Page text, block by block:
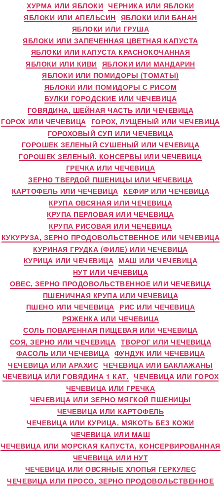
ХУРМА ИЛИ ЯБЛОКИ ЧЕРНИКА ИЛИ ЯБЛОКИ
ЯБЛОКИ ИЛИ АПЕЛЬСИН ЯБЛОКИ ИЛИ БАНАН
ЯБЛОКИ ИЛИ ГРУША
ЯБЛОКИ ИЛИ ЗАПЕЧЕННАЯ ЦВЕТНАЯ КАПУСТА
ЯБЛОКИ ИЛИ КАПУСТА КРАСНОКОЧАННАЯ
ЯБЛОКИ ИЛИ КИВИ ЯБЛОКИ ИЛИ МАНДАРИН
ЯБЛОКИ ИЛИ ПОМИДОРЫ (ТОМАТЫ)
ЯБЛОКИ ИЛИ ПОМИДОРЫ С РИСОМ
БУЛКИ ГОРОДСКИЕ ИЛИ ЧЕЧЕВИЦА
ГОВЯДИНА, ШЕЙНАЯ ЧАСТЬ ИЛИ ЧЕЧЕВИЦА
ГОРОХ ИЛИ ЧЕЧЕВИЦА ГОРОХ, ЛУЩЕНЫЙ ИЛИ ЧЕЧЕВИЦА
ГОРОХОВЫЙ СУП ИЛИ ЧЕЧЕВИЦА
ГОРОШЕК ЗЕЛЕНЫЙ СУШЕНЫЙ ИЛИ ЧЕЧЕВИЦА
ГОРОШЕК ЗЕЛЕНЫЙ. КОНСЕРВЫ ИЛИ ЧЕЧЕВИЦА
ГРЕЧКА ИЛИ ЧЕЧЕВИЦА
ЗЕРНО ТВЕРДОЙ ПШЕНИЦЫ ИЛИ ЧЕЧЕВИЦА
КАРТОФЕЛЬ ИЛИ ЧЕЧЕВИЦА КЕФИР ИЛИ ЧЕЧЕВИЦА
КРУПА ОВСЯНАЯ ИЛИ ЧЕЧЕВИЦА
КРУПА ПЕРЛОВАЯ ИЛИ ЧЕЧЕВИЦА
КРУПА РИСОВАЯ ИЛИ ЧЕЧЕВИЦА
КУКУРУЗА, ЗЕРНО ПРОДОВОЛЬСТВЕННОЕ ИЛИ ЧЕЧЕВИЦА
КУРИНАЯ ГРУДКА (ФИЛЕ) ИЛИ ЧЕЧЕВИЦА
КУРИЦА ИЛИ ЧЕЧЕВИЦА МАШ ИЛИ ЧЕЧЕВИЦА
НУТ ИЛИ ЧЕЧЕВИЦА
ОВЕС, ЗЕРНО ПРОДОВОЛЬСТВЕННОЕ ИЛИ ЧЕЧЕВИЦА
ПШЕНИЧНАЯ КРУПА ИЛИ ЧЕЧЕВИЦА
ПШЕНО ИЛИ ЧЕЧЕВИЦА РИС ИЛИ ЧЕЧЕВИЦА
РЯЖЕНКА ИЛИ ЧЕЧЕВИЦА
СОЛЬ ПОВАРЕННАЯ ПИЩЕВАЯ ИЛИ ЧЕЧЕВИЦА
СОЯ, ЗЕРНО ИЛИ ЧЕЧЕВИЦА ТВОРОГ ИЛИ ЧЕЧЕВИЦА
ФАСОЛЬ ИЛИ ЧЕЧЕВИЦА ФУНДУК ИЛИ ЧЕЧЕВИЦА
ЧЕЧЕВИЦА ИЛИ АРАХИС ЧЕЧЕВИЦА ИЛИ БАКЛАЖАНЫ
ЧЕЧЕВИЦА ИЛИ ГОВЯДИНА 1 КАТ. ЧЕЧЕВИЦА ИЛИ ГОРОХ
ЧЕЧЕВИЦА ИЛИ ГРЕЧКА
ЧЕЧЕВИЦА ИЛИ ЗЕРНО МЯГКОЙ ПШЕНИЦЫ
ЧЕЧЕВИЦА ИЛИ КАРТОФЕЛЬ
ЧЕЧЕВИЦА ИЛИ КУРИЦА, МЯКОТЬ БЕЗ КОЖИ
ЧЕЧЕВИЦА ИЛИ МАШ
ЧЕЧЕВИЦА ИЛИ МОРСКАЯ КАПУСТА, КОНСЕРВИРОВАННАЯ
ЧЕЧЕВИЦА ИЛИ НУТ
ЧЕЧЕВИЦА ИЛИ ОВСЯНЫЕ ХЛОПЬЯ ГЕРКУЛЕС
ЧЕЧЕВИЦА ИЛИ ПРОСО, ЗЕРНО ПРОДОВОЛЬСТВЕННОЕ